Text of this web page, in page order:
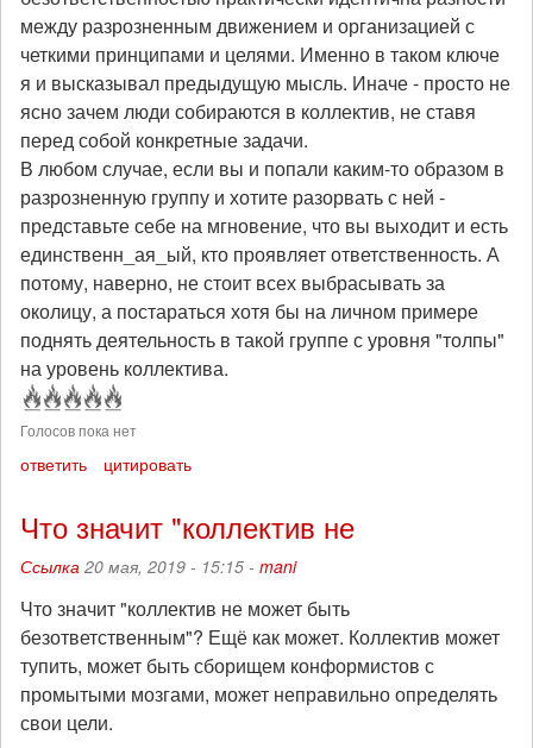
между разрозненным движением и организацией с
четкими принципами и целями. Именно в таком ключе
я и высказывал предыдущую мысль. Иначе - просто не
ясно зачем люди собираются в коллектив, не ставя
перед собой конкретные задачи.
В любом случае, если вы и попали каким-то образом в
разрозненную группу и хотите разорвать с ней -
представьте себе на мгновение, что вы выходит и есть
единственн_ая_ый, кто проявляет ответственность. А
потому, наверно, не стоит всех выбрасывать за
околицу, а постараться хотя бы на личном примере
поднять деятельность в такой группе с уровня "толпы"
на уровень коллектива.
Голосов пока нет
ответить цитировать
Что значит "коллектив не
Ссылка 20 мая, 2019 - 15:15 - mani
Что значит "коллектив не может быть
безответственным"? Ещё как может. Коллектив может
тупить, может быть сборищем конформистов с
промытыми мозгами, может неправильно определять
свои цели.